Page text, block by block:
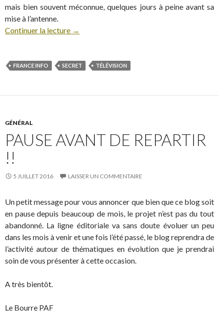
mais bien souvent méconnue, quelques jours à peine avant sa
mise à l’antenne.
Continuer la lecture →
FRANCE INFO SECRET TÉLÉVISION
GÉNÉRAL
PAUSE AVANT DE REPARTIR
!!
5 JUILLET 2016 LAISSER UN COMMENTAIRE
Un petit message pour vous annoncer que bien que ce blog soit
en pause depuis beaucoup de mois, le projet n’est pas du tout
abandonné. La ligne éditoriale va sans doute évoluer un peu
dans les mois à venir et une fois l’été passé, le blog reprendra de
l’activité autour de thématiques en évolution que je prendrai
soin de vous présenter à cette occasion.
A très bientôt.
Le Bourre PAF